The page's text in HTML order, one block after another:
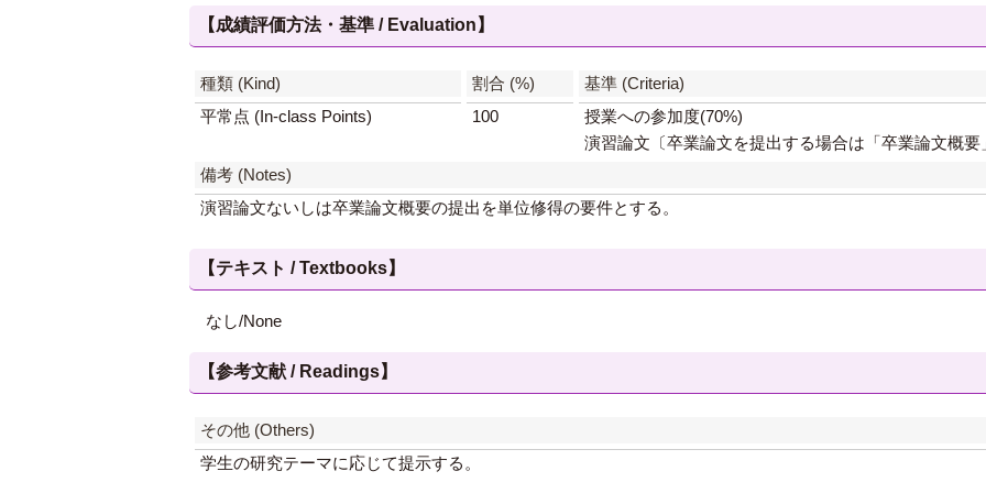
【成績評価方法・基準 / Evaluation】
種類 (Kind) 割合 (%)
基準 (Criteria)
平常点 (In-class Points)
100
授業への参加度(70%)
演習論文〔卒業論文を提出する場合は「卒業論文概要
備考 (Notes)
演習論文ないしは卒業論文概要の提出を単位修得の要件とする。
【テキスト / Textbooks】
なし/None
【参考文献 / Readings】
その他 (Others)
学生の研究テーマに応じて提示する。